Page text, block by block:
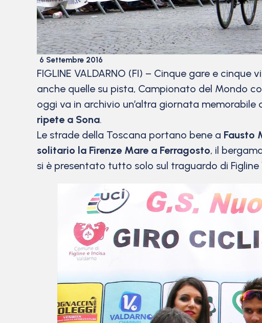
6 Settembre 2016
FIGLINE VALDARNO (FI) – Cinque gare e
anche quelle su pista, Campionato del Mondo
oggi va in archivio un’altra giornata
ripete a Sona.
Le strade della Toscana portano bene a Fausto
solitario la Firenze Mare a Ferragosto, il
si è presentato tutto solo sul traguardo di